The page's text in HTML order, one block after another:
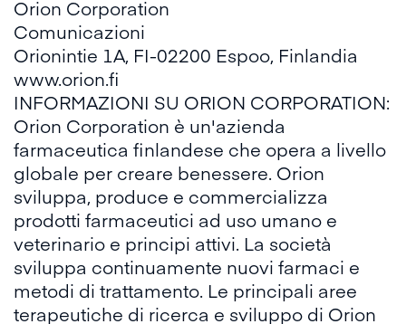
Orion Corporation
Comunicazioni
Orionintie 1A, FI-02200 Espoo, Finlandia
www.orion.fi
INFORMAZIONI SU ORION CORPORATION:
Orion Corporation è un'azienda
farmaceutica finlandese che opera a livello
globale per creare benessere. Orion
sviluppa, produce e commercializza
prodotti farmaceutici ad uso umano e
veterinario e principi attivi. La società
sviluppa continuamente nuovi farmaci e
metodi di trattamento. Le principali aree
terapeutiche di ricerca e sviluppo di Orion